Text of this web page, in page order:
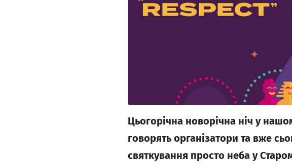
Цьогорічна новорічна ніч у
говорять організатори та вже
святкування просто неба у